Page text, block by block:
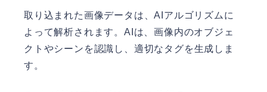
取り込まれた画像データは、AIアルゴリズムに
よって解析されます。AIは、画像内のオブジェ
クトやシーンを認識し、適切なタグを生成しま
す。